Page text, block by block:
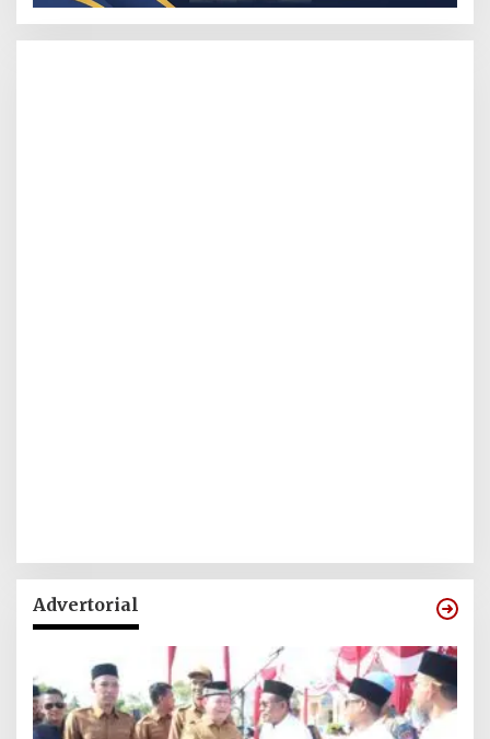
Advertorial